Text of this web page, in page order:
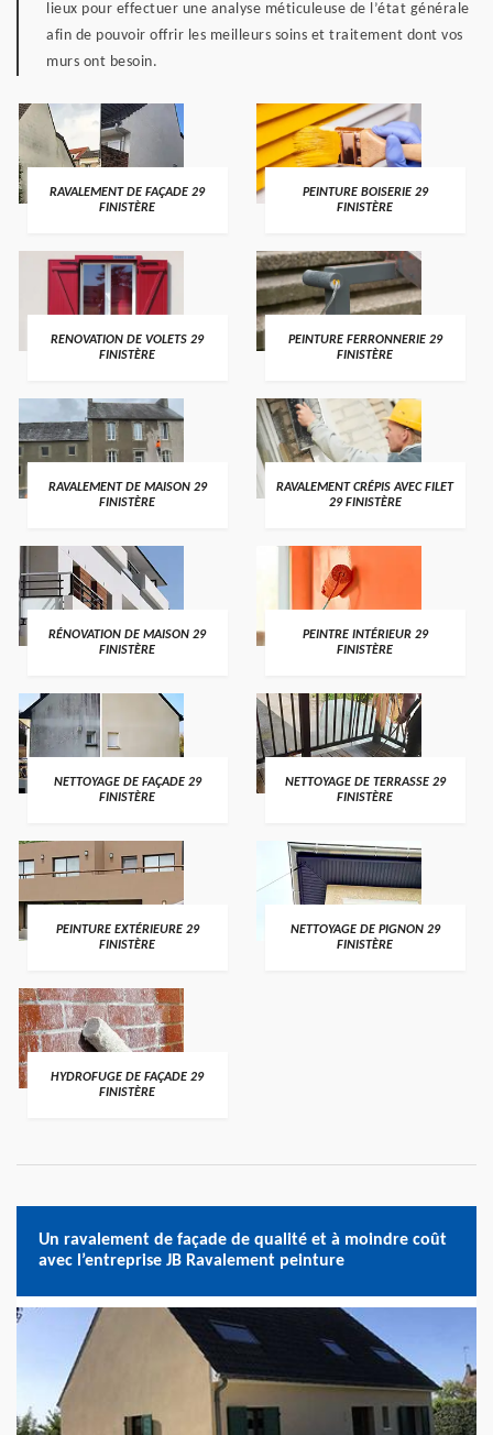
lieux pour effectuer une analyse méticuleuse de l’état générale
afin de pouvoir offrir les meilleurs soins et traitement dont vos
murs ont besoin.
RAVALEMENT DE FAÇADE 29
FINISTÈRE
PEINTURE BOISERIE 29
FINISTÈRE
RENOVATION DE VOLETS 29
FINISTÈRE
PEINTURE FERRONNERIE 29
FINISTÈRE
RAVALEMENT DE MAISON 29
FINISTÈRE
RAVALEMENT CRÉPIS AVEC FILET
29 FINISTÈRE
RÉNOVATION DE MAISON 29
FINISTÈRE
PEINTRE INTÉRIEUR 29
FINISTÈRE
NETTOYAGE DE FAÇADE 29
FINISTÈRE
NETTOYAGE DE TERRASSE 29
FINISTÈRE
PEINTURE EXTÉRIEURE 29
FINISTÈRE
NETTOYAGE DE PIGNON 29
FINISTÈRE
HYDROFUGE DE FAÇADE 29
FINISTÈRE
Un ravalement de façade de qualité et à moindre coût
avec l’entreprise JB Ravalement peinture